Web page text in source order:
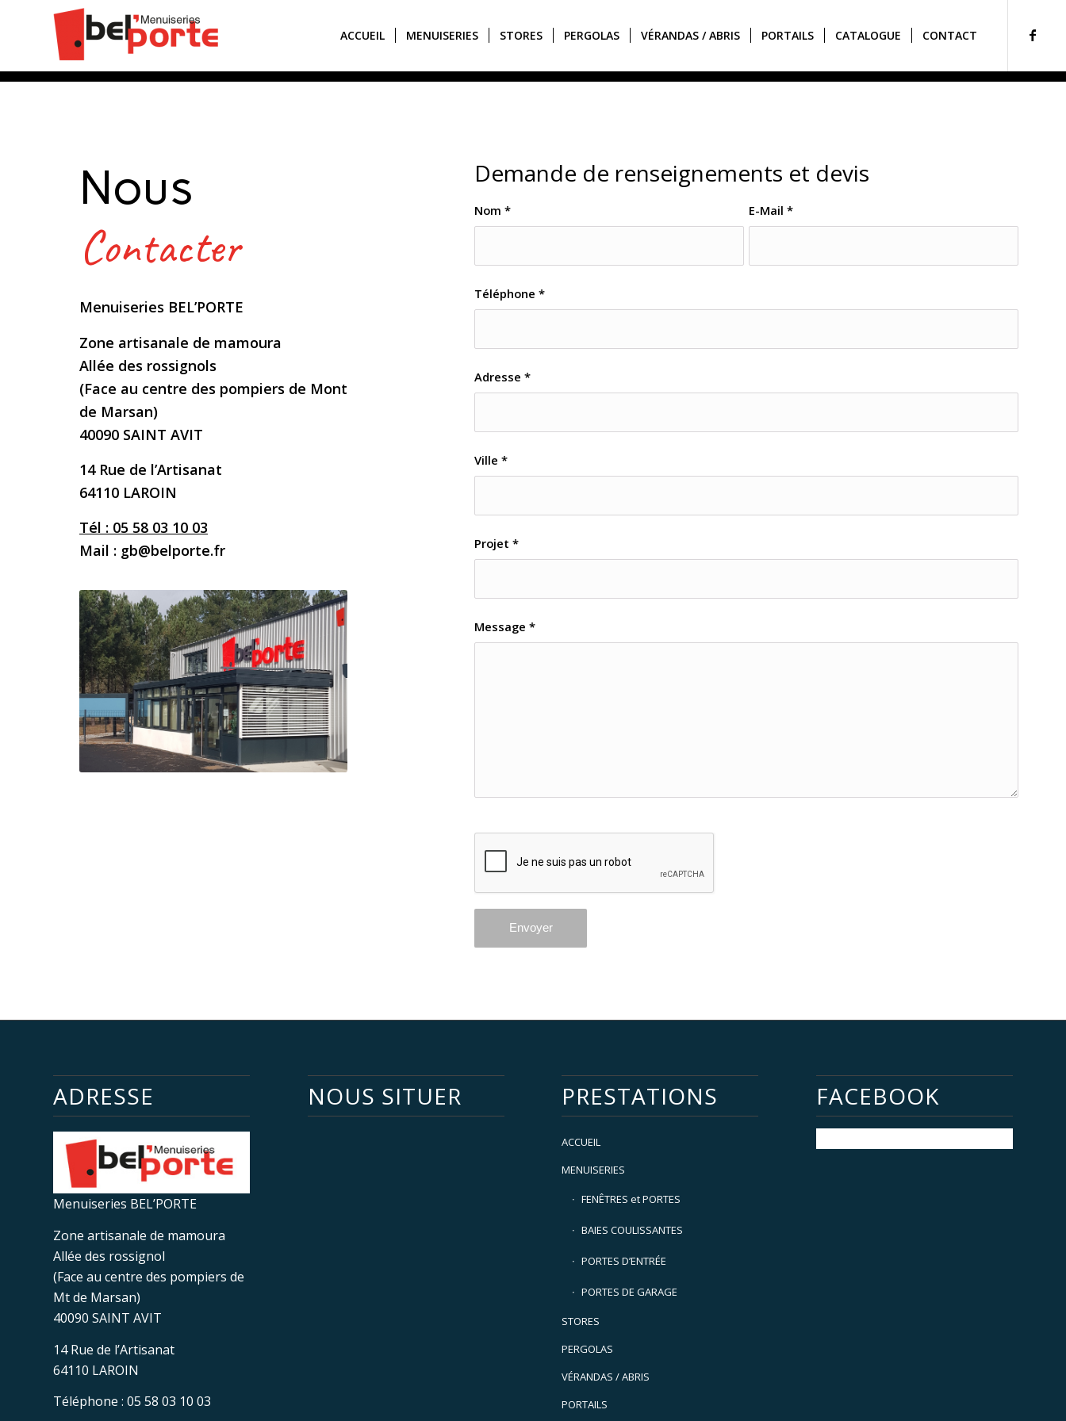
ACCUEIL MENUISERIES STORES PERGOLAS VÉRANDAS / ABRIS PORTAILS CATALOGUE CONTACT
Nous
Contacter
Menuiseries BEL’PORTE
Zone artisanale de mamoura
Allée des rossignols
(Face au centre des pompiers de Mont
de Marsan)
40090 SAINT AVIT
14 Rue de l’Artisanat
64110 LAROIN
Tél : 05 58 03 10 03
Mail : gb@belporte.fr
Demande de renseignements et devis
Nom * E-Mail*
Téléphone *
Adresse *
Ville *
Projet *
Message *
ADRESSE
Menuiseries BEL’PORTE
Zone artisanale de mamoura
Allée des rossignol
(Face au centre des pompiers de
Mt de Marsan)
40090 SAINT AVIT
14 Rue de l’Artisanat
64110 LAROIN
Téléphone : 05 58 03 10 03
NOUS SITUER PRESTATIONS
ACCUEIL
MENUISERIES
FENÊTRES et PORTES
BAIES COULISSANTES
PORTES D’ENTRÉE
PORTES DE GARAGE
STORES
PERGOLAS
VÉRANDAS / ABRIS
PORTAILS
FACEBOOK